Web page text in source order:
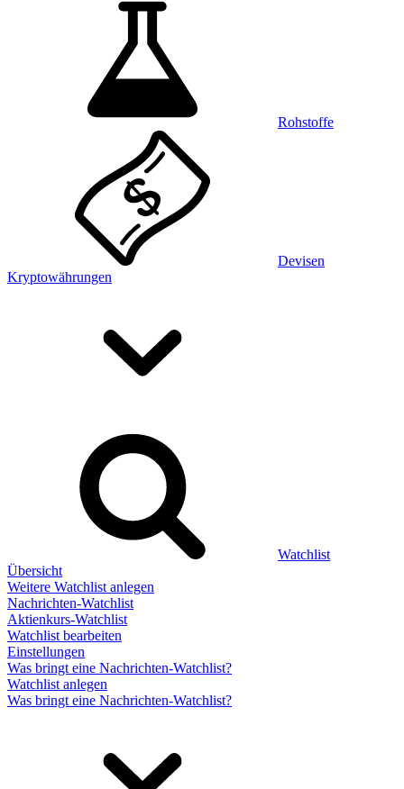
Rohstoffe
Devisen
Kryptowährungen
Watchlist
Übersicht
Weitere Watchlist anlegen
Nachrichten-Watchlist
Aktienkurs-Watchlist
Watchlist bearbeiten
Einstellungen
Was bringt eine Nachrichten-Watchlist?
Watchlist anlegen
Was bringt eine Nachrichten-Watchlist?